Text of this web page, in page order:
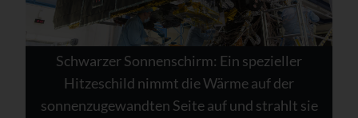
Schwarzer Sonnenschirm: Ein spezieller
Hitzeschild nimmt die Wärme auf der
sonnenzugewandten Seite auf und strahlt sie